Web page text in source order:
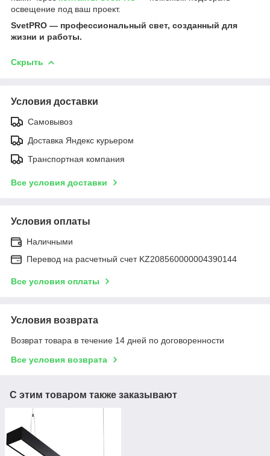
освещение под ваш проект.
SvetPRO — профессиональный свет, созданный для
жизни и работы.
Скрыть
Условия доставки
Самовывоз
Доставка Яндекс курьером
Транспортная компания
Все условия доставки
Условия оплаты
Наличными
Перевод на расчетный счет KZ208560000004390144
Все условия оплаты
Условия возврата
Возврат товара в течение 14 дней по договоренности
Все условия возврата
С этим товаром также заказывают